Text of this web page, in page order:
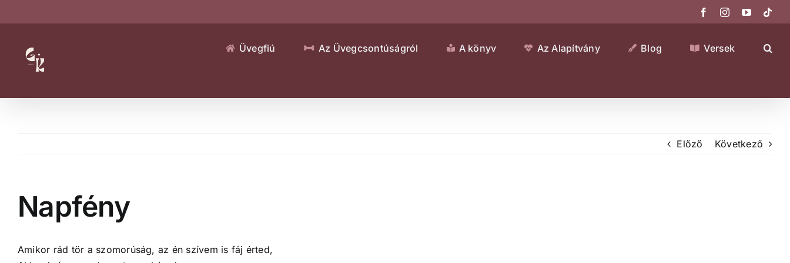
FacebookInstagram
YouTube
Üvegfiú Az Üvegcsontúságról A könyv Az Alapítvány Blog Versek
Előző Következő
Napfény
Amikor rád tör a szomorúság, az én szívem is fáj érted,